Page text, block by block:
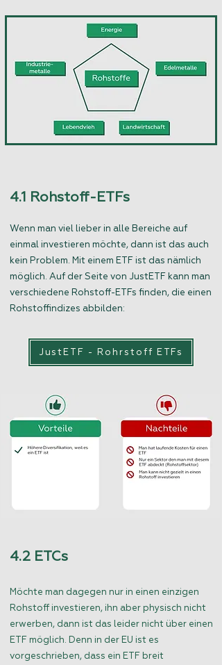
4.1 Rohstoff-ETFs
Wenn man viel lieber in alle Bereiche auf
einmal investieren möchte, dann ist das auch
kein Problem. Mit einem ETF ist das nämlich
möglich. Auf der Seite von JustETF kann man
verschiedene Rohstoff-ETFs finden, die einen
Rohstoffindizes abbilden:
JustETF - Rohrstoff ETFs
4.2 ETCs
Möchte man dagegen nur in einen einzigen
Rohstoff investieren, ihn aber physisch nicht
erwerben, dann ist das leider nicht über einen
ETF möglich. Denn in der EU ist es
vorgeschrieben, dass ein ETF breit